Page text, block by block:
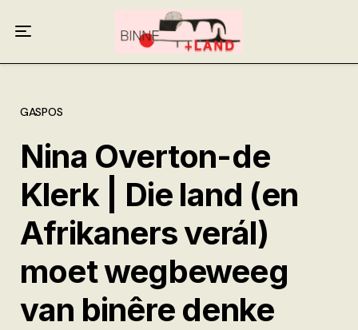
GASPOS
Nina Overton-de
Klerk | Die land (en
Afrikaners verál)
moet wegbeweeg
van binêre denke
Meer oor ons
Anneliese Burgess
Piet Croucamp
Willem Kempen
Gas + Poste
Kop + Knoper